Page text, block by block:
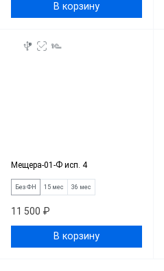
В корзину
Мещера-01-Ф исп. 4
Без ФН 15 мес 36 мес
11 500 ₽
В корзину